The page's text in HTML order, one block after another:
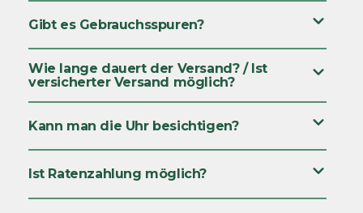
Gibt es Gebrauchsspuren?
Wie lange dauert der Versand? / Ist
versicherter Versand möglich?
Kann man die Uhr besichtigen?
Ist Ratenzahlung möglich?